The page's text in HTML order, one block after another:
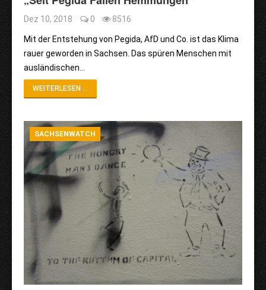
Dez 10, 2018 0 8516
Mit der Entstehung von Pegida, AfD und Co. ist das Klima
rauer geworden in Sachsen. Das spüren Menschen mit
ausländischen…
WEITERLESEN ...
SACHSENWATCH